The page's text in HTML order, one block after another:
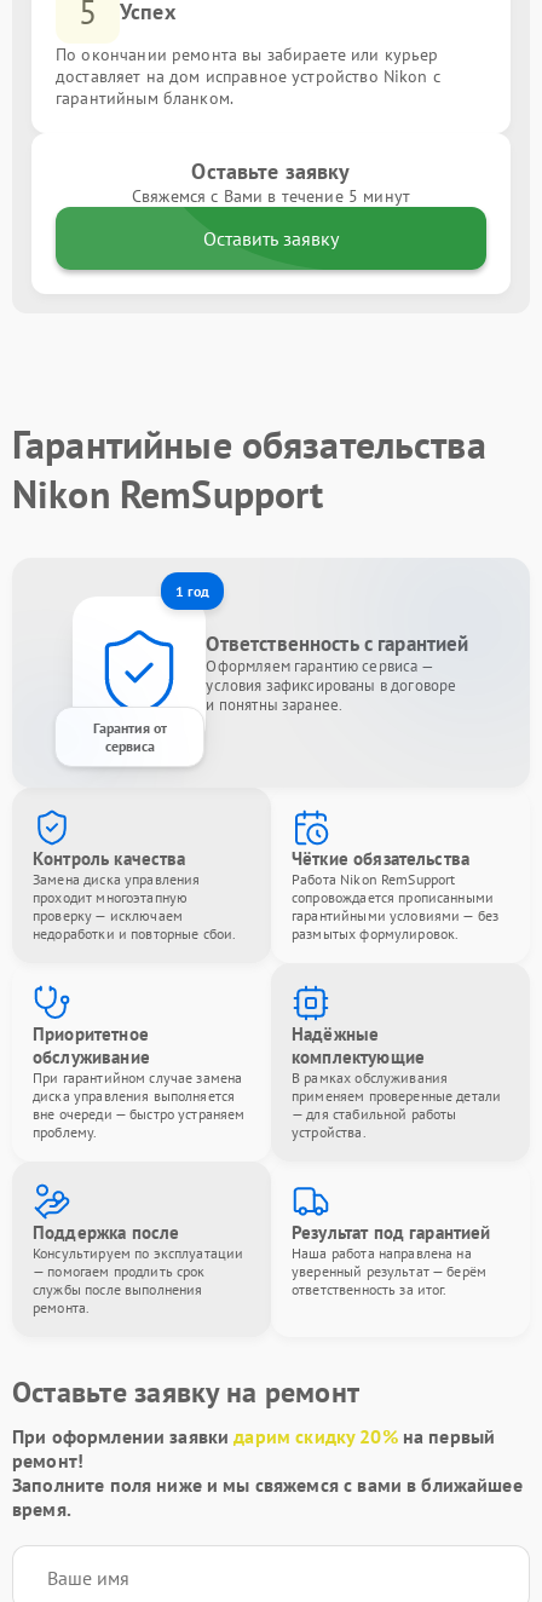
5 Успех
По окончании ремонта вы забираете или курьер
доставляет на дом исправное устройство Nikon с
гарантийным бланком.
Оставьте заявку
Свяжемся с Вами в течение 5 минут
Оставить заявку
Гарантийные обязательства
Nikon RemSupport
1 год
Гарантия от
сервиса
Ответственность с гарантией
Оформляем гарантию сервиса —
условия зафиксированы в договоре
и понятны заранее.
Контроль качества
Замена диска управления
проходит многоэтапную
проверку — исключаем
недоработки и повторные сбои.
Чёткие обязательства
Работа Nikon RemSupport
сопровождается прописанными
гарантийными условиями — без
размытых формулировок.
Приоритетное
обслуживание
При гарантийном случае замена
диска управления выполняется
вне очереди — быстро устраняем
проблему.
Надёжные
комплектующие
В рамках обслуживания
применяем проверенные детали
— для стабильной работы
устройства.
Поддержка после
Консультируем по эксплуатации
— помогаем продлить срок
службы после выполнения
ремонта.
Результат под гарантией
Наша работа направлена на
уверенный результат — берём
ответственность за итог.
Оставьте заявку на ремонт
При оформлении заявкидарим скидку 20%на первый
ремонт!
Заполните поля ниже и мы свяжемся с вами в ближайшее
время.